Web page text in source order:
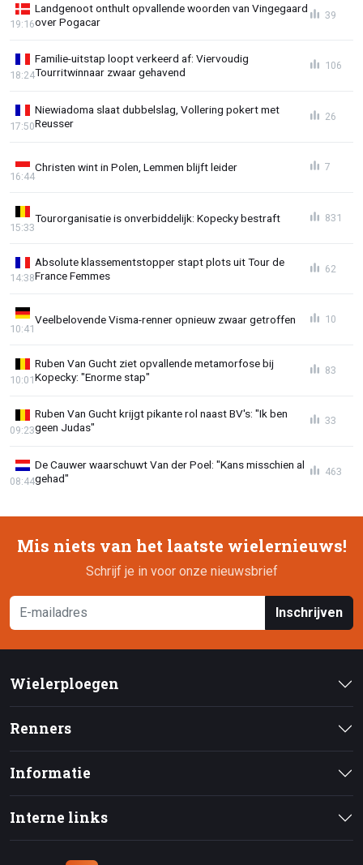
Landgenoot onthult opvallende woorden van Vingegaard
over Pogacar
19:16
39
Familie-uitstap loopt verkeerd af: Viervoudig
Tourritwinnaar zwaar gehavend
18:24
106
Niewiadoma slaat dubbelslag, Vollering pokert met
Reusser
17:50
26
Christen wint in Polen, Lemmen blijft leider
16:44
7
Tourorganisatie is onverbiddelijk: Kopecky bestraft
15:33
831
Absolute klassementstopper stapt plots uit Tour de
France Femmes
14:38
62
Veelbelovende Visma-renner opnieuw zwaar getroffen
10:41
10
Ruben Van Gucht ziet opvallende metamorfose bij
Kopecky: "Enorme stap"
10:01
83
Ruben Van Gucht krijgt pikante rol naast BV's: "Ik ben
geen Judas"
09:23
33
De Cauwer waarschuwt Van der Poel: "Kans misschien al
gehad"
08:44
463
Mis niets van het laatste wielernieuws!
Schrijf je in voor onze nieuwsbrief
Inschrijven
Wielerploegen
Renners
Informatie
Interne links